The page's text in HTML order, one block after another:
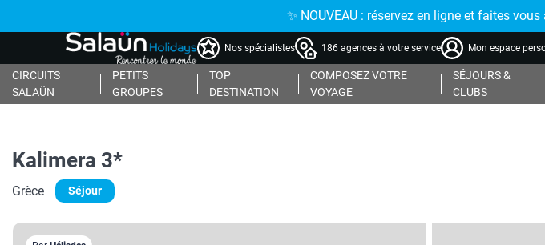
✨ NOUVEAU : réservez en ligne et faites
Nos spécialistes 186 agences à votre service Mon espace
CIRCUITS
SALAÜN
PETITS
GROUPES
TOP
DESTINATION
COMPOSEZ VOTRE
VOYAGE
SÉJOURS &
CLUBS
Kalimera 3*
Grèce Séjour